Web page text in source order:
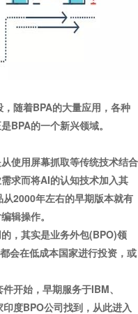
随着BPA的大量应用，各种
BPA的一个新兴领域。
使用屏幕抓取等传统技术结合
求而将AI的认知技术加入其
2000年左右的早期版本就有
辑操作。
，其实是业务外包(BPO)领
会在低成本国家进行投资，或
始，早期服务于IBM、
度BPO公司找到，从此进入